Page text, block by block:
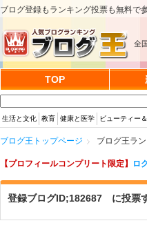
ブログ登録もランキング投票も無料で
全
TOP
生活と文化 教育 健康と医学 ビューティー
ブログ王トップページ ブログ王ラ
【プロフィールコンプリート限定】 ロ
登録ブログID;182687 に投票